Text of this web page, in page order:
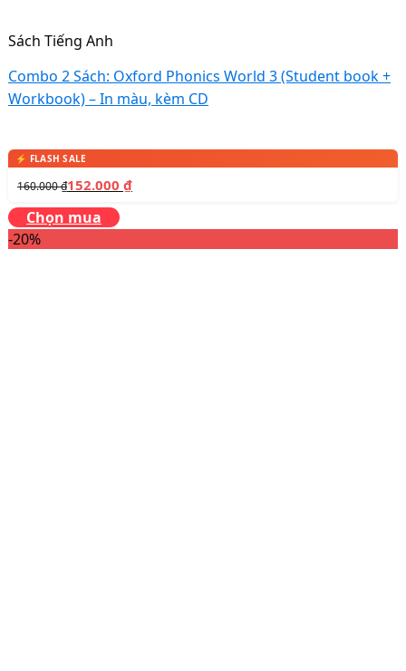
Sách Tiếng Anh
Combo 2 Sách: Oxford Phonics World 3 (Student book +
Workbook) – In màu, kèm CD
160.000₫152.000 ₫
Chọn mua
-20%